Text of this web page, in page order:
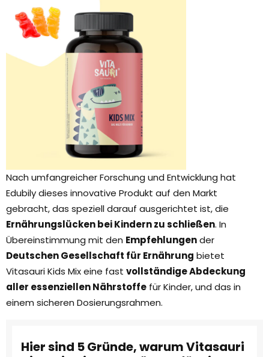
Nach umfangreicher Forschung und Entwicklung hat
Edubily dieses innovative Produkt auf den Markt
gebracht, das speziell darauf ausgerichtet ist, die
Ernährungslücken bei Kindern zu schließen. In
Übereinstimmung mit den Empfehlungender
Deutschen Gesellschaft für Ernährung bietet
Vitasauri Kids Mix eine fast vollständige Abdeckung
aller essenziellen Nährstoffe für Kinder, und das in
einem sicheren Dosierungsrahmen.
Hier sind 5 Gründe, warum Vitasauri